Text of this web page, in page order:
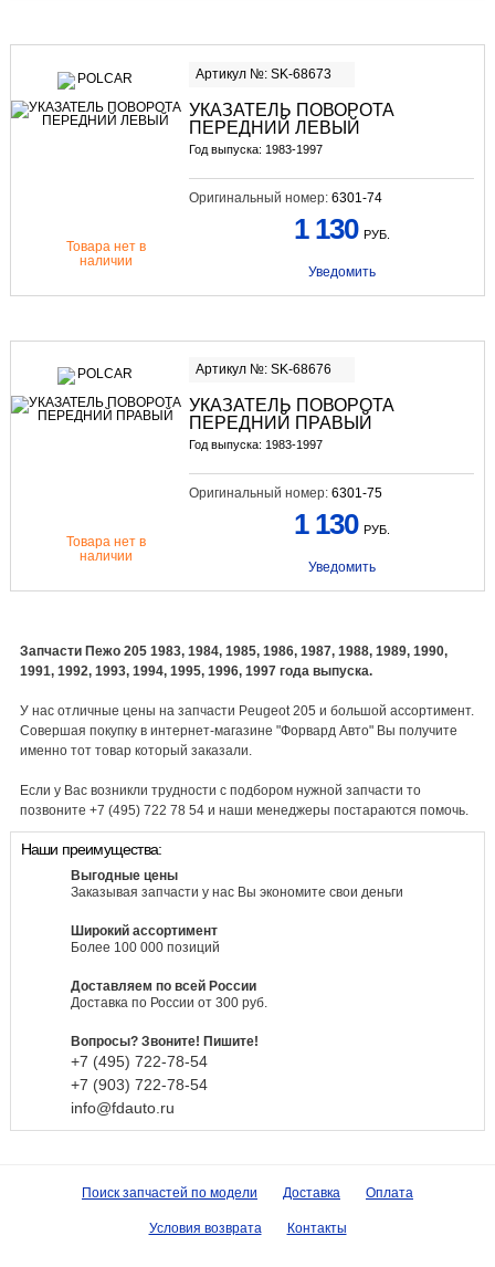
Артикул №: SK-68673
УКАЗАТЕЛЬ ПОВОРОТА
ПЕРЕДНИЙ ЛЕВЫЙ
Год выпуска: 1983-1997
Оригинальный номер: 6301-74
Товара нет в
наличии
1 130 РУБ.
Уведомить
Артикул №: SK-68676
УКАЗАТЕЛЬ ПОВОРОТА
ПЕРЕДНИЙ ПРАВЫЙ
Год выпуска: 1983-1997
Оригинальный номер: 6301-75
Товара нет в
наличии
1 130 РУБ.
Уведомить
Запчасти Пежо 205 1983, 1984, 1985, 1986, 1987, 1988, 1989, 1990,
1991, 1992, 1993, 1994, 1995, 1996, 1997 года выпуска.
У нас отличные цены на запчасти Peugeot 205 и большой ассортимент.
Совершая покупку в интернет-магазине "Форвард Авто" Вы получите
именно тот товар который заказали.
Если у Вас возникли трудности с подбором нужной запчасти то
позвоните +7 (495) 722 78 54 и наши менеджеры постараются помочь.
Наши преимущества:
Выгодные цены
Заказывая запчасти у нас Вы экономите свои деньги
Широкий ассортимент
Более 100 000 позиций
Доставляем по всей России
Доставка по России от 300 руб.
Вопросы? Звоните! Пишите!
+7 (495) 722-78-54
+7 (903) 722-78-54
info@fdauto.ru
Поиск запчастей по модели Доставка Оплата
Условия возврата Контакты